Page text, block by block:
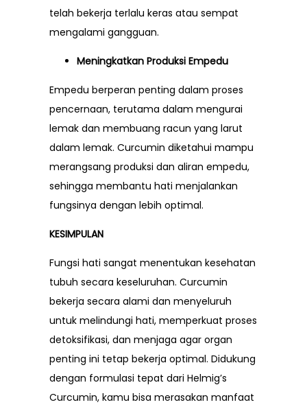
telah bekerja terlalu keras atau sempat
mengalami gangguan.
Meningkatkan Produksi Empedu
Empedu berperan penting dalam proses
pencernaan, terutama dalam mengurai
lemak dan membuang racun yang larut
dalam lemak. Curcumin diketahui mampu
merangsang produksi dan aliran empedu,
sehingga membantu hati menjalankan
fungsinya dengan lebih optimal.
KESIMPULAN
Fungsi hati sangat menentukan kesehatan
tubuh secara keseluruhan. Curcumin
bekerja secara alami dan menyeluruh
untuk melindungi hati, memperkuat proses
detoksifikasi, dan menjaga agar organ
penting ini tetap bekerja optimal. Didukung
dengan formulasi tepat dari Helmig’s
Curcumin, kamu bisa merasakan manfaat